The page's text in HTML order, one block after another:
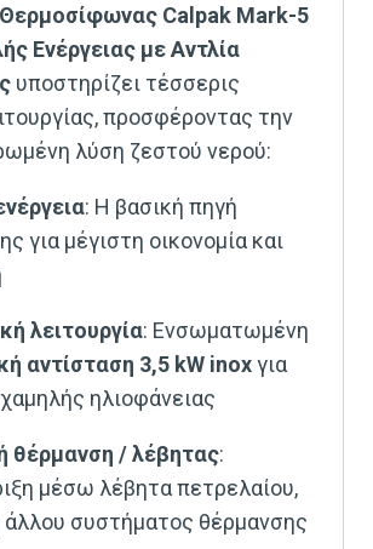
Calpak Mark-5
Ενέργειας με Αντλία
υποστηρίζει τέσσερις
προσφέροντας την
λύση ζεστού νερού:
: Η βασική πηγή
για μέγιστη οικονομία και
λειτουργία: Ενσωματωμένη
αντίσταση 3,5 kW inoxγια
ηλιοφάνειας
θέρμανση / λέβητας:
μέσω λέβητα πετρελαίου,
άλλου συστήματος θέρμανσης